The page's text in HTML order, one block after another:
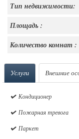
Тип недвижимости:
Площадь :
Количество комнат :
Услуги Внешние
Кондиционер
Пожарная тревога
Паркет